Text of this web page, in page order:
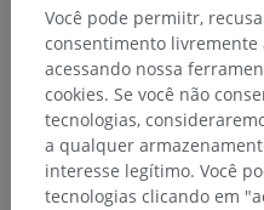
Anatomia humana 1
Anatomia geral
Regiões do corpo humano
Estruturas subjacentes:
Região cervical anterior;
Região
Você pode permiitr,
consentimento
acessando nossa
cookies. Se você não
tecnologias,
a qualquer
interesse legítimo. Você
tecnologias clicando em